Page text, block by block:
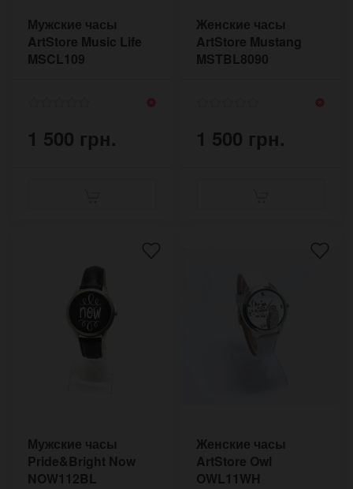
Мужские часы
ArtStore Music Life
MSCL109
1 500 грн.
Женские часы
ArtStore Mustang
MSTBL8090
1 500 грн.
Мужские часы
Pride&Bright Now
NOW112BL
Женские часы
ArtStore Owl
OWL11WH